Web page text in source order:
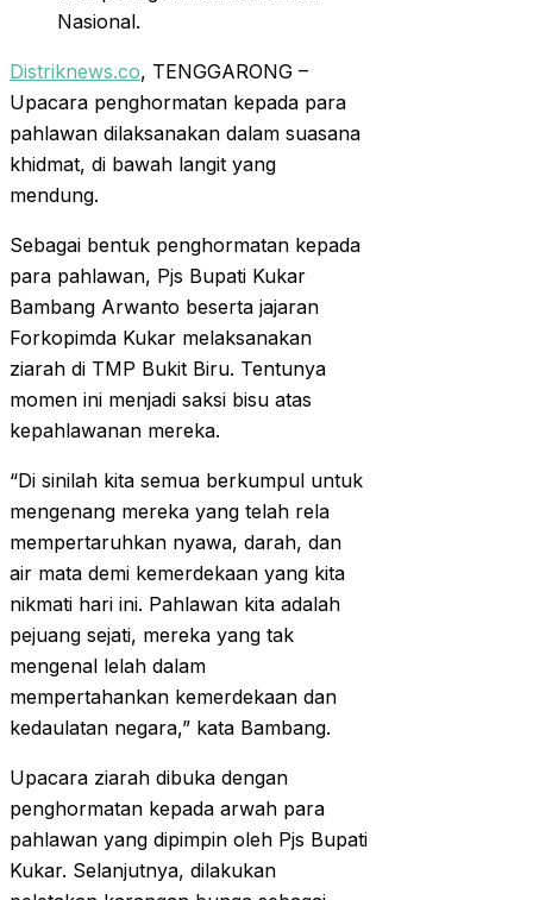
Nasional.
Distriknews.co, TENGGARONG –
Upacara penghormatan kepada para
pahlawan dilaksanakan dalam suasana
khidmat, di bawah langit yang
mendung.
Sebagai bentuk penghormatan kepada
para pahlawan, Pjs Bupati Kukar
Bambang Arwanto beserta jajaran
Forkopimda Kukar melaksanakan
ziarah di TMP Bukit Biru. Tentunya
momen ini menjadi saksi bisu atas
kepahlawanan mereka.
“Di sinilah kita semua berkumpul untuk
mengenang mereka yang telah rela
mempertaruhkan nyawa, darah, dan
air mata demi kemerdekaan yang kita
nikmati hari ini. Pahlawan kita adalah
pejuang sejati, mereka yang tak
mengenal lelah dalam
mempertahankan kemerdekaan dan
kedaulatan negara,” kata Bambang.
Upacara ziarah dibuka dengan
penghormatan kepada arwah para
pahlawan yang dipimpin oleh Pjs Bupati
Kukar. Selanjutnya, dilakukan